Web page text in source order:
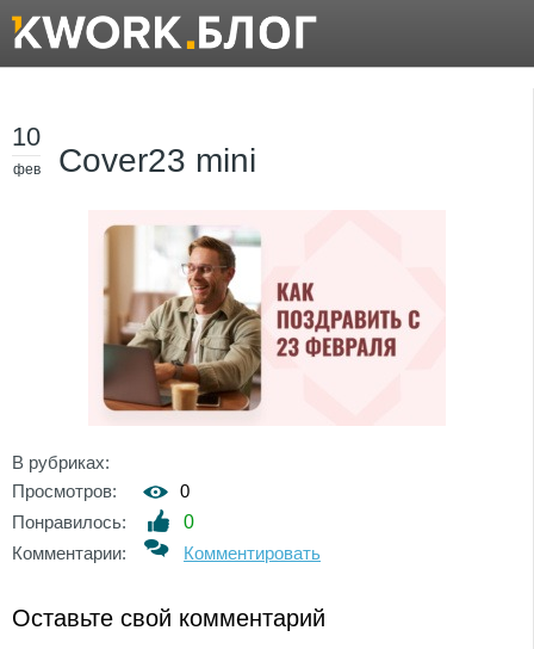
10
фев Cover23 mini
В рубриках:
Просмотров:
0
Понравилось:
0
Комментарии:
Комментировать
Оставьте свой комментарий